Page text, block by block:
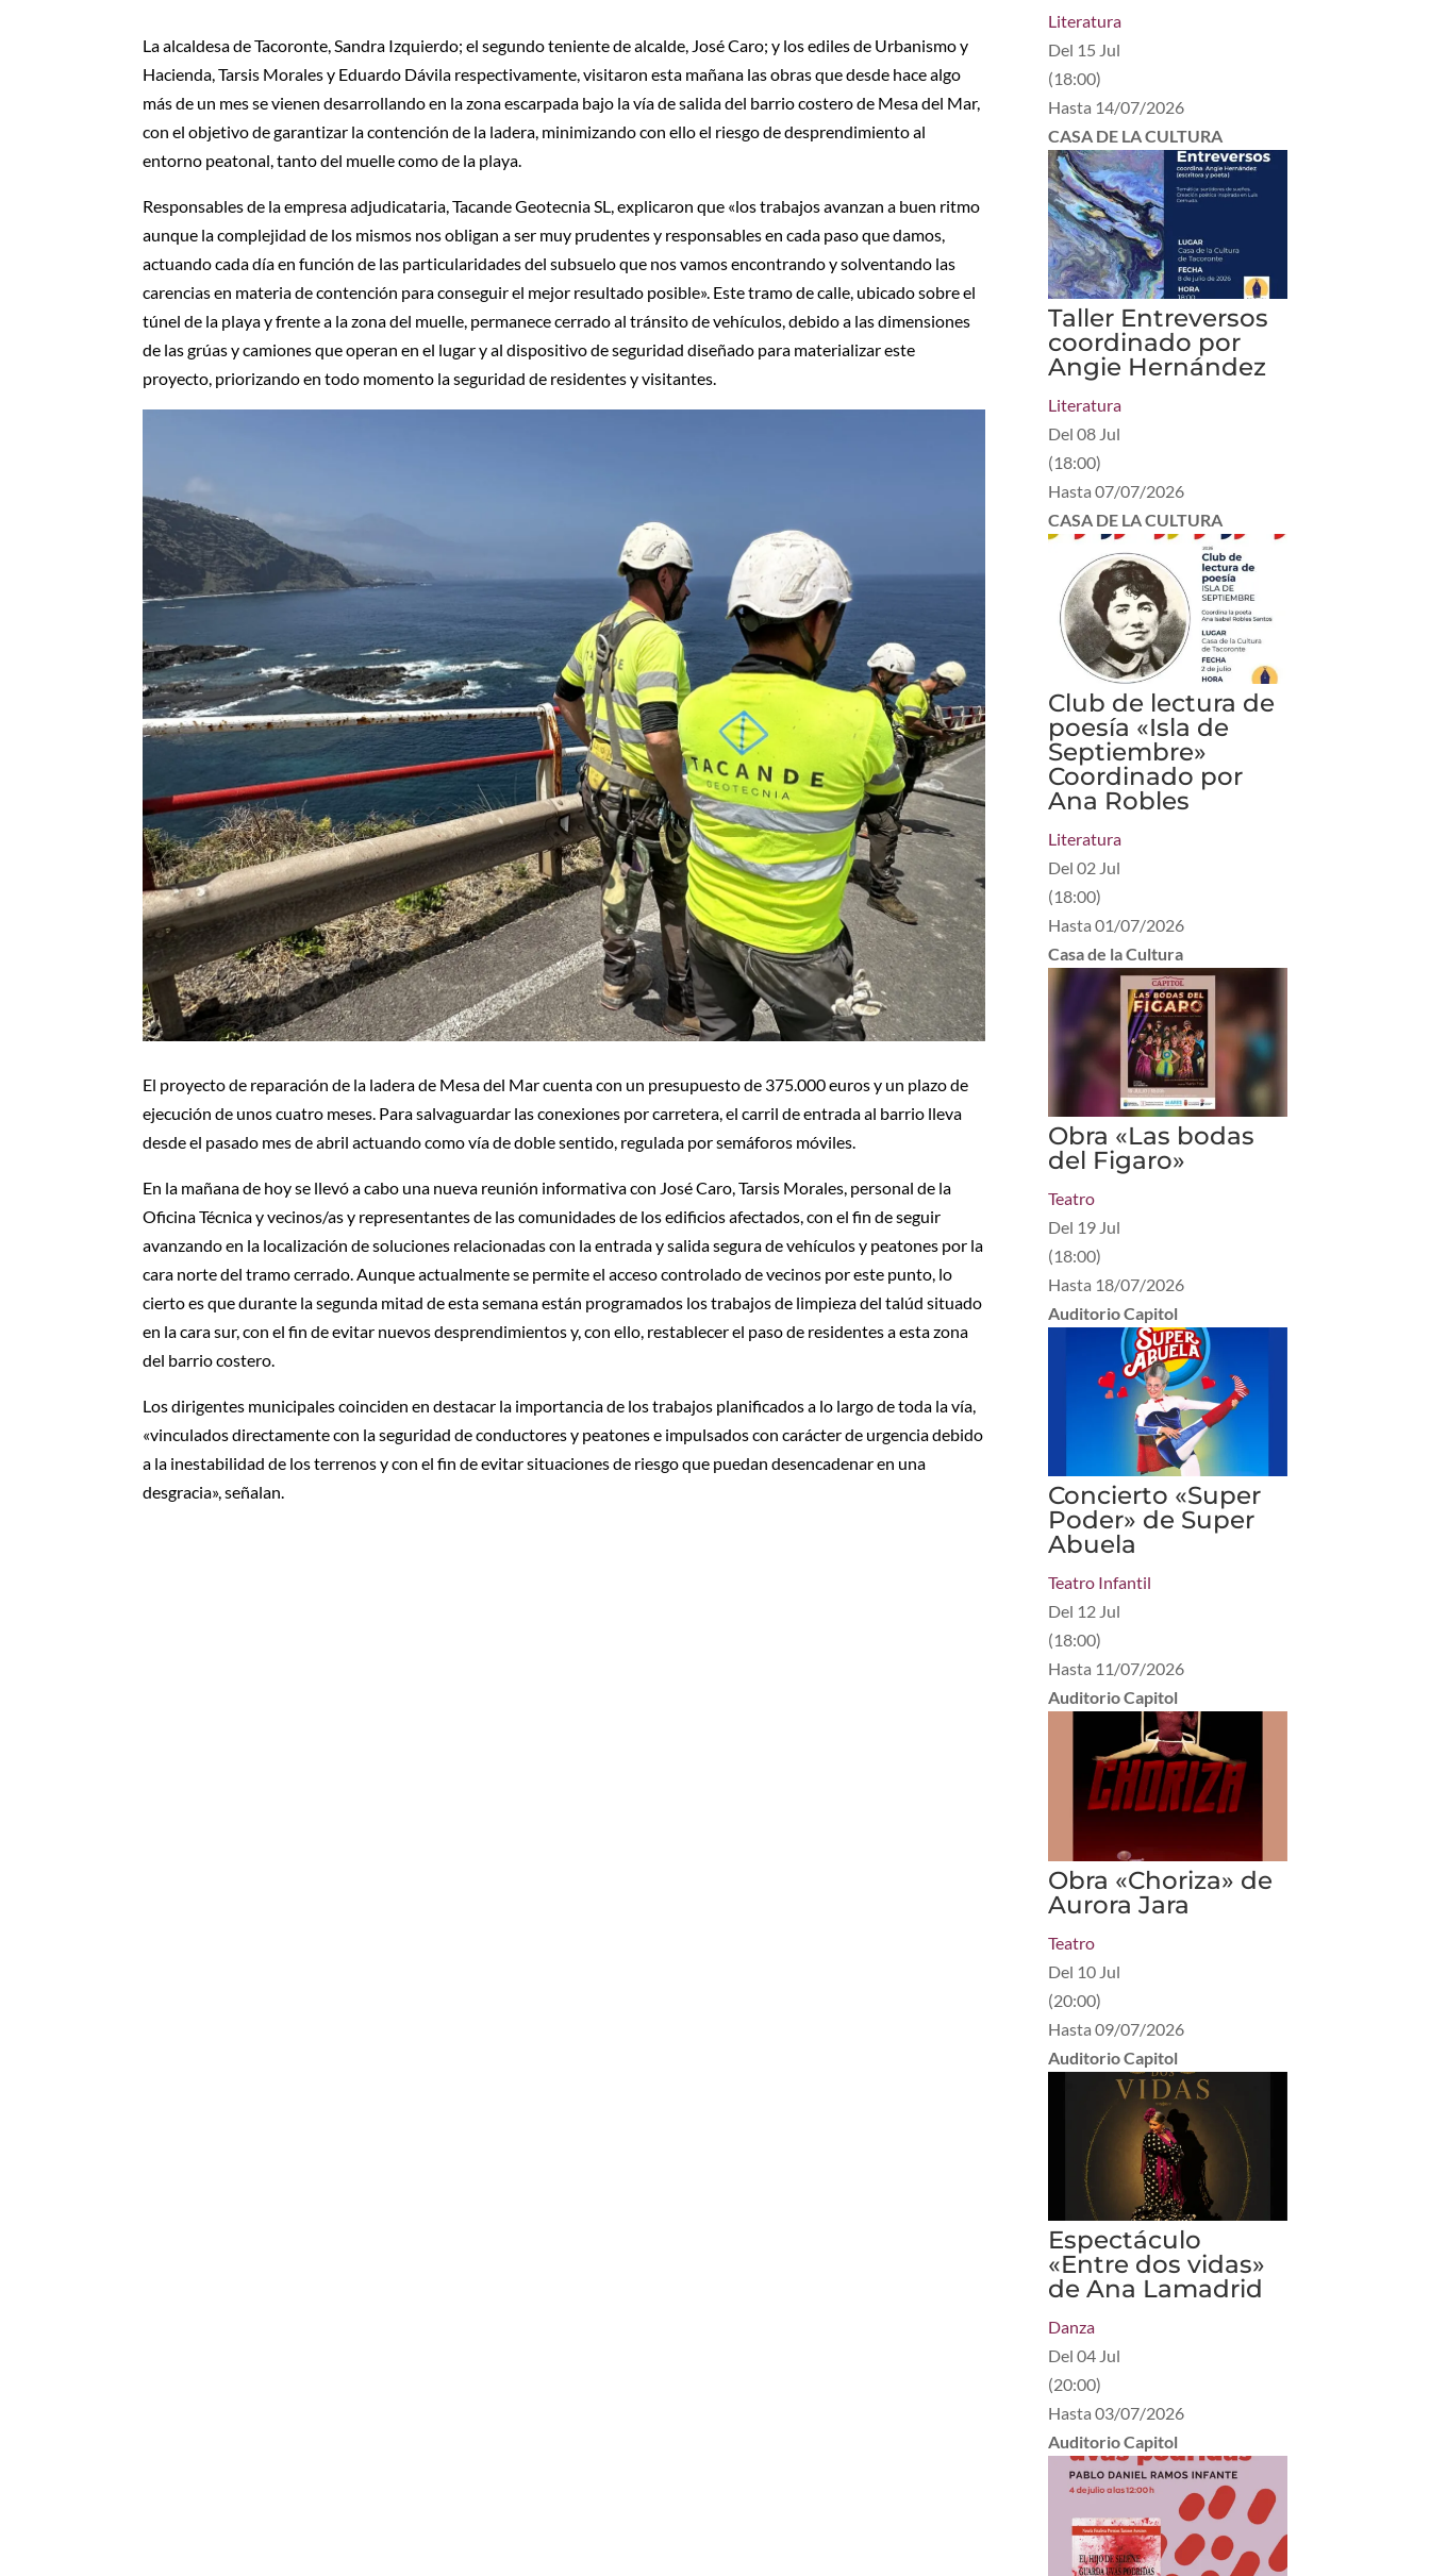
La alcaldesa de Tacoronte, Sandra Izquierdo; el segundo teniente de alcalde, José Caro; y los ediles de Urbanismo y
Hacienda, Tarsis Morales y Eduardo Dávila respectivamente, visitaron esta mañana las obras que desde hace algo
más de un mes se vienen desarrollando en la zona escarpada bajo la vía de salida del barrio costero de Mesa del Mar,
con el objetivo de garantizar la contención de la ladera, minimizando con ello el riesgo de desprendimiento al
entorno peatonal, tanto del muelle como de la playa.
Responsables de la empresa adjudicataria, Tacande Geotecnia SL, explicaron que «los trabajos avanzan a buen ritmo
aunque la complejidad de los mismos nos obligan a ser muy prudentes y responsables en cada paso que damos,
actuando cada día en función de las particularidades del subsuelo que nos vamos encontrando y solventando las
carencias en materia de contención para conseguir el mejor resultado posible». Este tramo de calle, ubicado sobre el
túnel de la playa y frente a la zona del muelle, permanece cerrado al tránsito de vehículos, debido a las dimensiones
de las grúas y camiones que operan en el lugar y al dispositivo de seguridad diseñado para materializar este
proyecto, priorizando en todo momento la seguridad de residentes y visitantes.
El proyecto de reparación de la ladera de Mesa del Mar cuenta con un presupuesto de 375.000 euros y un plazo de
ejecución de unos cuatro meses. Para salvaguardar las conexiones por carretera, el carril de entrada al barrio lleva
desde el pasado mes de abril actuando como vía de doble sentido, regulada por semáforos móviles.
En la mañana de hoy se llevó a cabo una nueva reunión informativa con José Caro, Tarsis Morales, personal de la
Oficina Técnica y vecinos/as y representantes de las comunidades de los edificios afectados, con el fin de seguir
avanzando en la localización de soluciones relacionadas con la entrada y salida segura de vehículos y peatones por la
cara norte del tramo cerrado. Aunque actualmente se permite el acceso controlado de vecinos por este punto, lo
cierto es que durante la segunda mitad de esta semana están programados los trabajos de limpieza del talúd situado
en la cara sur, con el fin de evitar nuevos desprendimientos y, con ello, restablecer el paso de residentes a esta zona
del barrio costero.
Los dirigentes municipales coinciden en destacar la importancia de los trabajos planificados a lo largo de toda la vía,
«vinculados directamente con la seguridad de conductores y peatones e impulsados con carácter de urgencia debido
a la inestabilidad de los terrenos y con el fin de evitar situaciones de riesgo que puedan desencadenar en una
desgracia», señalan.
Literatura
Del 15 Jul
(18:00)
Hasta 14/07/2026
CASA DE LA CULTURA
Taller Entreversos
coordinado por
Angie Hernández
Literatura
Del08 Jul
(18:00)
Hasta07/07/2026
CASA DE LA CULTURA
Club de lectura de
poesía «Isla de
Septiembre»
Coordinado por
Ana Robles
Literatura
Del02 Jul
(18:00)
Hasta01/07/2026
Casa de la Cultura
Obra «Las bodas
del Figaro»
Teatro
Del 19 Jul
(18:00)
Hasta 18/07/2026
Auditorio Capitol
Concierto «Super
Poder» de Super
Abuela
Teatro Infantil
Del 12 Jul
(18:00)
Hasta 11/07/2026
Auditorio Capitol
Obra «Choriza» de
Aurora Jara
Teatro
Del 10 Jul
(20:00)
Hasta09/07/2026
Auditorio Capitol
Espectáculo
«Entre dos vidas»
de Ana Lamadrid
Danza
Del04 Jul
(20:00)
Hasta03/07/2026
Auditorio Capitol